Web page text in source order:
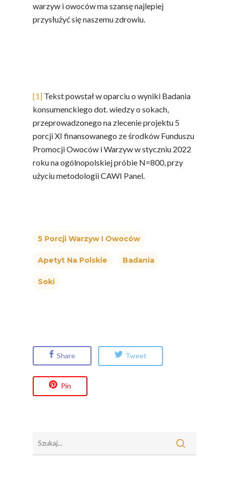
warzyw i owoców ma szansę najlepiej
przysłużyć się naszemu zdrowiu.
[1] Tekst powstał w oparciu o wyniki Badania
konsumenckiego dot. wiedzy o sokach,
przeprowadzonego na zlecenie projektu 5
porcji XI finansowanego ze środków Funduszu
Promocji Owoców i Warzyw w styczniu 2022
roku na ogólnopolskiej próbie N=800, przy
użyciu metodologii CAWI Panel.
5 Porcji Warzyw I Owoców
Apetyt Na Polskie Badania
Soki
Share Tweet
Pin